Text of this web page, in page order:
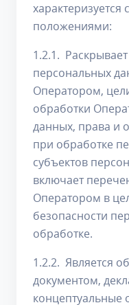
положениями:
1.2.1.
персональных
Оператором,
обработки
данных, права и
при обработке
субъектов
включает
Оператором в
безопасности
обработке.
1.2.2. Является
документом,
концептуальные